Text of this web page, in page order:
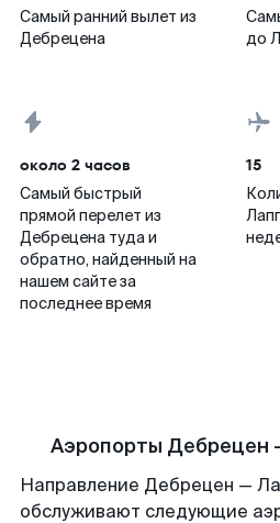
Самый ранний вылет из
Дебрецена
до
около 2 часов
Самый быстрый
прямой перелет из
Дебрецена туда и
обратно, найденный на
нашем сайте за
последнее время
15
Аэропорты Дебрецен
Направление Дебрецен —
обслуживают следующие